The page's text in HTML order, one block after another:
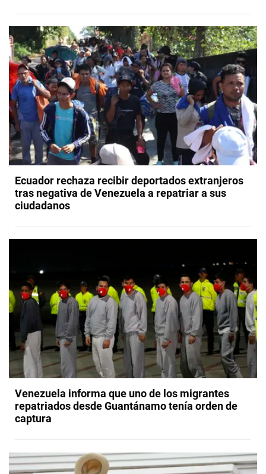
Ecuador rechaza recibir deportados extranjeros
tras negativa de Venezuela a repatriar a sus
ciudadanos
Venezuela informa que uno de los migrantes
repatriados desde Guantánamo tenía orden de
captura